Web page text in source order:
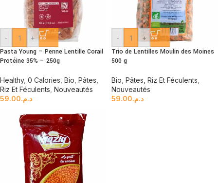
- +
Pasta Young – Penne Lentille Corail
Protéine 35% – 250g
Healthy, 0 Calories Bio Pâtes,
Riz Et Féculents Nouveautés
د.م.59.00
- +
Trio de Lentilles Moulin des Moines
500 g
Bio Pâtes, Riz Et Féculents
Nouveautés
د.م.59.00